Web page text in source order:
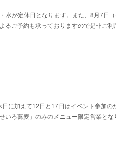
水が定休日となります。また、8月7日
るご予約も承っておりますので是非ご
に加えて12日と17日はイベント参加の
いろ蕎麦」のみのメニュー限定営業と